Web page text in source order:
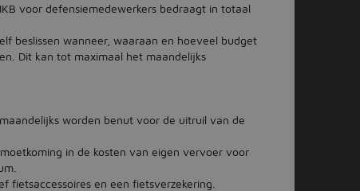
voor defensiemedewerkers bedraagt in totaal
beslissen wanneer, waaraan en hoeveel budget
Dit kan tot maximaal het maandelijks
worden benut voor de uitruil van de
in de kosten van eigen vervoer voor
fietsaccessoires en een fietsverzekering.